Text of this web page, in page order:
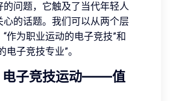
的问题，它触及了当代年轻人
心的话题。我们可以从两个层
作为职业运动的电子竞技”和
电子竞技专业”。
电子竞技运动——值